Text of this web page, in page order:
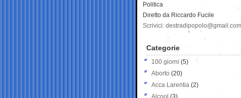
Politica
Diretto da Riccardo Fucile
Scrivici: destradipopolo@gmail.com
Categorie
100 giorni (5)
Aborto (20)
Acca Larentia (2)
Alcool (3)